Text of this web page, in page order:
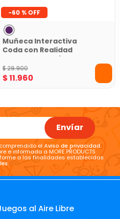
-60 %
Muñeca Interactiva
Coda con Realidad
Aumentada Tobogama
$29.900
$11.960
Envíar
elAviso de privacidad.
e informada a MORE PRODUCTS
a las finalidades establecidas
.
al Aire Libre